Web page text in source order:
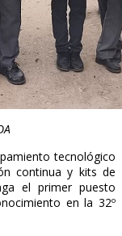
tecnológico
continua y kits de
el primer puesto
en la 32º